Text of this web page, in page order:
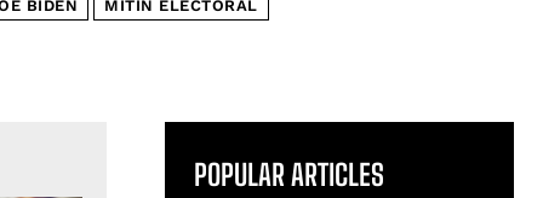
BIDEN MITIN ELECTORAL
POPULAR ARTICLES